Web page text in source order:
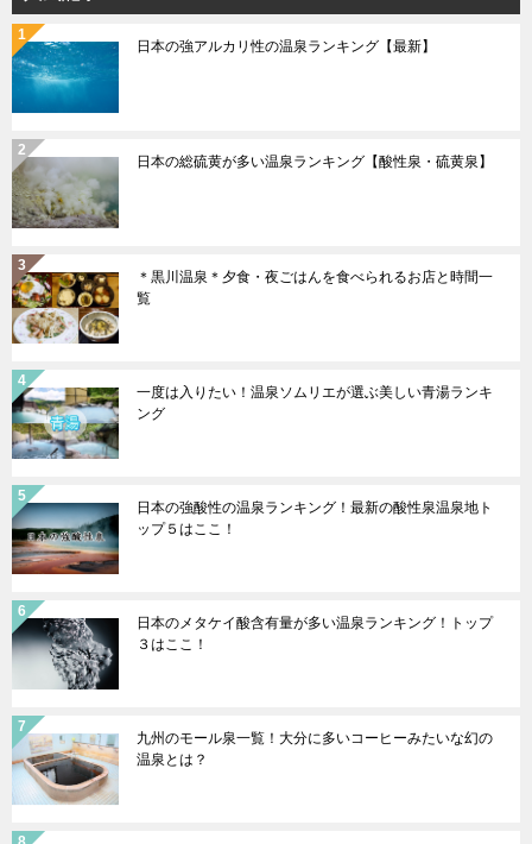
ン
日本の強アルカリ性の温泉ランキング【最新】
日本の総硫黄が多い温泉ランキング【酸性泉・硫黄泉】
＊黒川温泉＊夕食・夜ごはんを食べられるお店と時間一
覧
一度は入りたい！温泉ソムリエが選ぶ美しい青湯ランキ
ング
日本の強酸性の温泉ランキング！最新の酸性泉温泉地ト
ップ５はここ！
日本のメタケイ酸含有量が多い温泉ランキング！トップ
３はここ！
九州のモール泉一覧！大分に多いコーヒーみたいな幻の
温泉とは？